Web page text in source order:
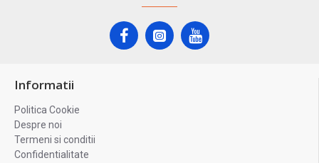
Informatii
Politica Cookie
Despre noi
Termeni si conditii
Confidentialitate